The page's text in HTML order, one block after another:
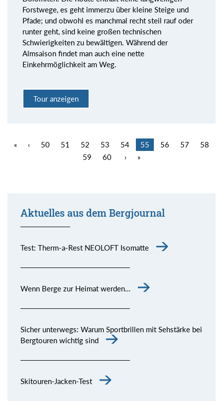
Forstwege, es geht immerzu über kleine Steige und
Pfade; und obwohl es manchmal recht steil rauf oder
runter geht, sind keine großen technischen
Schwierigkeiten zu bewältigen. Während der
Almsaison findet man auch eine nette
Einkehrmöglichkeit am Weg.
Tour anzeigen
« ‹ 50 51 52 53 54 55 56 57
58
59
60 › »
Aktuelles aus dem Bergjournal
Test: Therm-a-Rest NEOLOFT Isomatte
Wenn Berge zur Heimat werden…
Sicher unterwegs: Warum Sportbrillen mit Sehstärke bei
Bergtouren wichtig sind
Skitouren-Jacken-Test